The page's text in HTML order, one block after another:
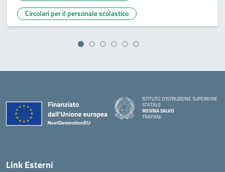
Circolari per il personale scolastico
ISTITUTO D'ISTRUZIONE SUPERIORE
STATALE
ROSINA SALVO
TRAPANI
Link Esterni